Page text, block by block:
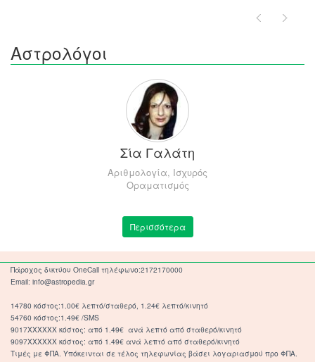
Αστρολόγοι
Σία Γαλάτη
Αριθμολογία, Ισχυρός
Οραματισμός
Περισσότερα
Πάροχος δικτύου OneCall τηλέφωνο:2172170000
Email: info@astropedia.gr
14780 κόστος:1.00€ λεπτό/σταθερό, 1.24€ λεπτό/κινητό
54760 κόστος:1.49€ /SMS
9017XXXXXX κόστος: από 1.49€ ανά λεπτό από σταθερό/κινητό
9097XXXXXX κόστος: από 1.49€ ανά λεπτό από σταθερό/κινητό
Τιμές με ΦΠΑ. Υπόκεινται σε τέλος τηλεφωνίας βάσει λογαριασμού προ ΦΠΑ.